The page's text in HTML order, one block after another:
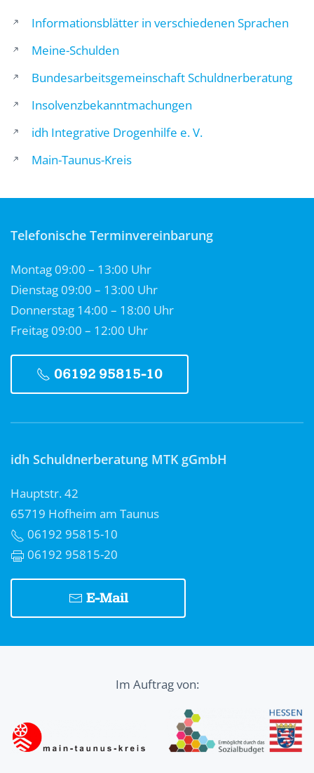
Informationsblätter in verschiedenen Sprachen
Meine-Schulden
Bundesarbeitsgemeinschaft Schuldnerberatung
Insolvenzbekanntmachungen
idh Integrative Drogenhilfe e. V.
Main-Taunus-Kreis
Telefonische Terminvereinbarung
Montag 09:00 – 13:00 Uhr
Dienstag 09:00 – 13:00 Uhr
Donnerstag 14:00 – 18:00 Uhr
Freitag 09:00 – 12:00 Uhr
06192 95815-10
idh Schuldnerberatung MTK gGmbH
Hauptstr. 42
65719 Hofheim am Taunus
06192 95815-10
06192 95815-20
E-Mail
Im Auftrag von: